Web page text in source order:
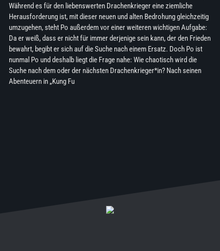
Während es für den liebenswerten Drachenkrieger eine ziemliche
Herausforderung ist, mit dieser neuen und alten Bedrohung gleichzeitig
umzugehen, steht Po außerdem vor einer weiteren wichtigen Aufgabe:
Da er weiß, dass er nicht für immer derjenige sein kann, der den Frieden
bewahrt, begibt er sich auf die Suche nach einem Ersatz. Doch Po ist
nunmal Po und deshalb liegt die Frage nahe: Wie chaotisch wird die
Suche nach dem oder der nächsten Drachenkrieger*in? Nach seinen
Abenteuern in „Kung Fu